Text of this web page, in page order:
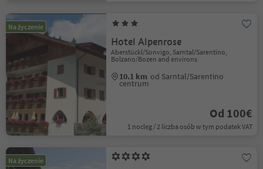
Na życzenie
Hotel Alpenrose
Aberstückl/Sonvigo, Sarntal/Sarentino,
Bolzano/Bozen and environs
10.1 km od Sarntal/Sarentino
centrum
Od 100€
1 nocleg / 2 liczba osób w tym podatek VAT
Na życzenie